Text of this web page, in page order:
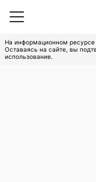
На информационном
Оставаясь на сайте, вы
использование.